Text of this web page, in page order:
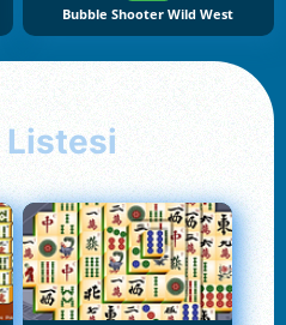
Bubble Shooter Wild West
Listesi